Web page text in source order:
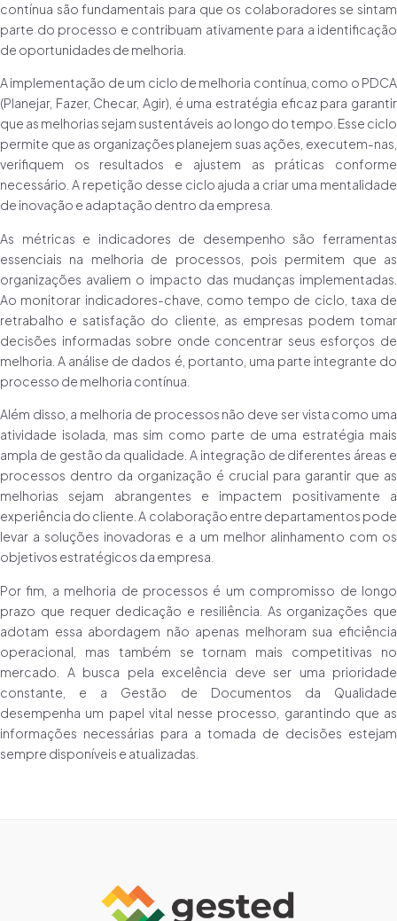
contínua são fundamentais para que os colaboradores se sintam
parte do processo e contribuam ativamente para a identificação
de oportunidades de melhoria.
A implementação de um ciclo de melhoria contínua, como o PDCA
(Planejar, Fazer, Checar, Agir), é uma estratégia eficaz para garantir
que as melhorias sejam sustentáveis ao longo do tempo. Esse ciclo
permite que as organizações planejem suas ações, executem-nas,
verifiquem os resultados e ajustem as práticas conforme
necessário. A repetição desse ciclo ajuda a criar uma mentalidade
de inovação e adaptação dentro da empresa.
As métricas e indicadores de desempenho são ferramentas
essenciais na melhoria de processos, pois permitem que as
organizações avaliem o impacto das mudanças implementadas.
Ao monitorar indicadores-chave, como tempo de ciclo, taxa de
retrabalho e satisfação do cliente, as empresas podem tomar
decisões informadas sobre onde concentrar seus esforços de
melhoria. A análise de dados é, portanto, uma parte integrante do
processo de melhoria contínua.
Além disso, a melhoria de processos não deve ser vista como uma
atividade isolada, mas sim como parte de uma estratégia mais
ampla de gestão da qualidade. A integração de diferentes áreas e
processos dentro da organização é crucial para garantir que as
melhorias sejam abrangentes e impactem positivamente a
experiência do cliente. A colaboração entre departamentos pode
levar a soluções inovadoras e a um melhor alinhamento com os
objetivos estratégicos da empresa.
Por fim, a melhoria de processos é um compromisso de longo
prazo que requer dedicação e resiliência. As organizações que
adotam essa abordagem não apenas melhoram sua eficiência
operacional, mas também se tornam mais competitivas no
mercado. A busca pela excelência deve ser uma prioridade
constante, e a Gestão de Documentos da Qualidade
desempenha um papel vital nesse processo, garantindo que as
informações necessárias para a tomada de decisões estejam
sempre disponíveis e atualizadas.